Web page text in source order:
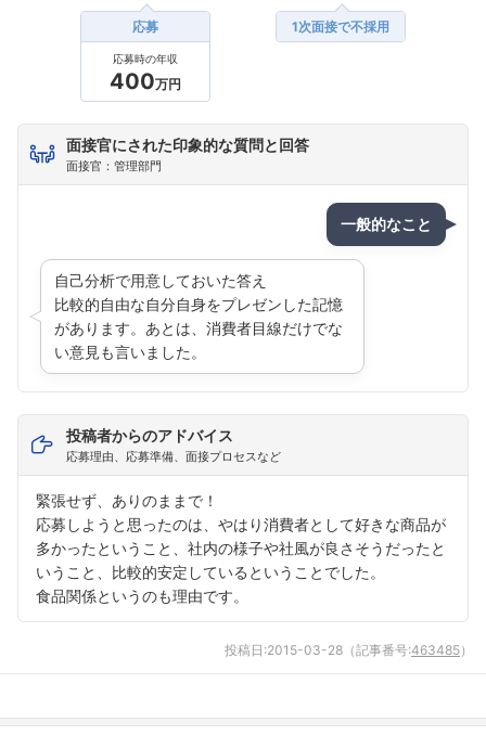
応募
応募時の年収
400万円
1次面接で不採用
面接官にされた印象的な質問と回答
面接官：管理部門
一般的なこと
自己分析で用意しておいた答え
比較的自由な自分自身をプレゼンした記憶
があります。あとは、消費者目線だけでな
い意見も言いました。
投稿者からのアドバイス
応募理由、応募準備、面接プロセスなど
緊張せず、ありのままで！
応募しようと思ったのは、やはり消費者として好きな商品が
多かったということ、社内の様子や社風が良さそうだったと
いうこと、比較的安定しているということでした。
食品関係というのも理由です。
投稿日:2015-03-28 （記事番号:463485）